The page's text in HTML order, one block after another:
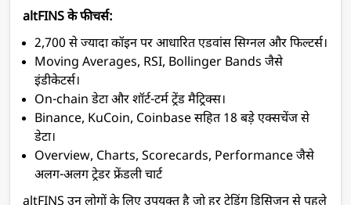
altFINS के फीचर्स:
2,700 से ज्यादा कॉइन पर आधारित एडवांस सिग्नल और फिल्टर्स।
Moving Averages, RSI, Bollinger Bands जैसे
इंडीकेटर्स।
On-chain डेटा और शॉर्ट-टर्म ट्रेंड मैट्रिक्स।
Binance, KuCoin, Coinbase सहित 18 बड़े एक्सचेंज से
डेटा।
Overview, Charts, Scorecards, Performance जैसे
अलग-अलग ट्रेडर फ्रेंडली चार्ट